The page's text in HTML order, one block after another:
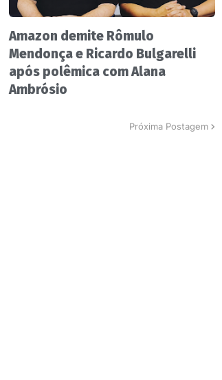
Amazon demite Rômulo
Mendonça e Ricardo Bulgarelli
após polêmica com Alana
Ambrósio
Próxima Postagem